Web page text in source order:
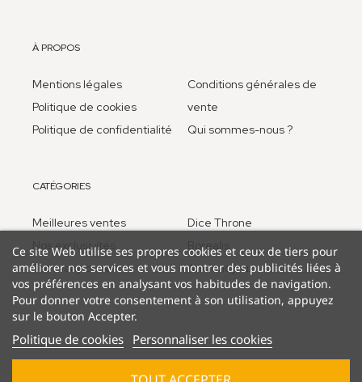
À PROPOS
Mentions légales
Politique de cookies
Politique de confidentialité
Conditions générales de
vente
Qui sommes-nous ?
CATÉGORIES
Meilleures ventes
Nos exclusivités
Too many bones
Dice Throne
Borealis
Anciens jeux
Ce site Web utilise ses propres cookies et ceux de tiers pour
améliorer nos services et vous montrer des publicités liées à
vos préférences en analysant vos habitudes de navigation.
Pour donner votre consentement à son utilisation, appuyez
sur le bouton Accepter.
Politique de cookies Personnaliser les cookies